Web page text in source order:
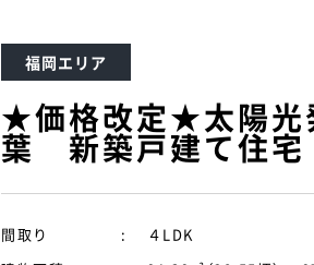
福岡エリア
★価格改定★太陽光
葉 新築戸建て住宅
間取り :
４LDK